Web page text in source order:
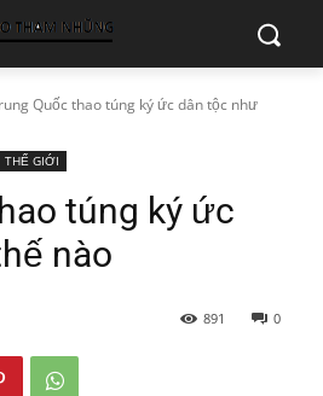
Quốc thao túng ký ức dân tộc như
THẾ GIỚI
túng ký ức
nào
0
891